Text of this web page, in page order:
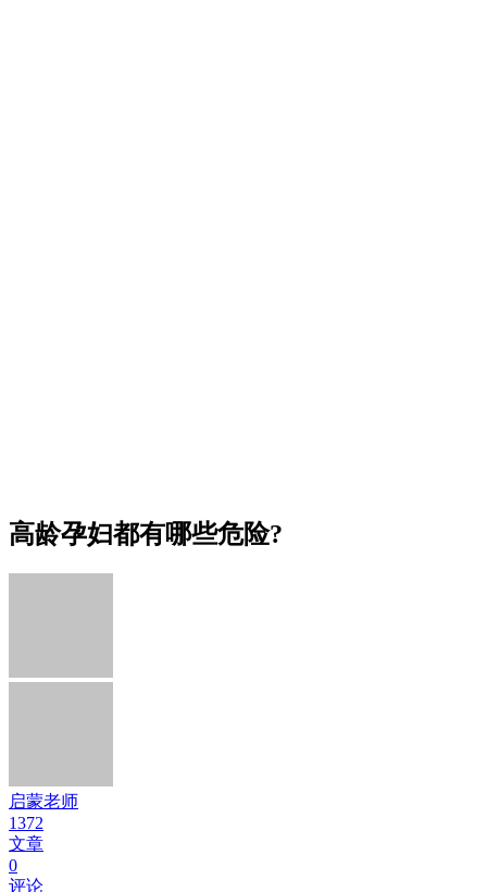
高龄孕妇都有哪些危险?
启蒙老师
1372
文章
0
评论